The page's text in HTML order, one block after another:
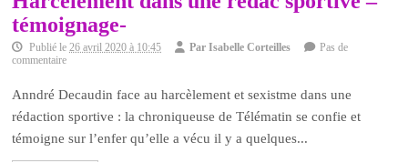
témoignage-
Publié le 26 avril 2020 à 10:45 ParIsabelle Corteilles
Pas de
commentaire
Anndré Decaudin face au harcèlement et sexistme dans une
rédaction sportive : la chroniqueuse de Télématin se confie et
témoigne sur l’enfer qu’elle a vécu il y a quelques...